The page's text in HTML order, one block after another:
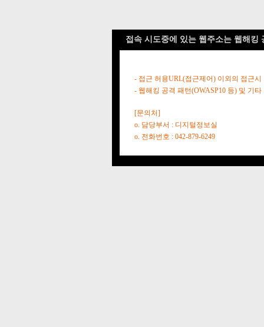
접속 시도중에 있는 웹주소는 웹해킹
- 접근 허용URL(접근제어) 이외의 접근시
- 웹해킹 공격 패턴(OWASP10 등) 및 기
[문의처]
o. 담당부서 : 디지털정보실
o. 전화번호 : 042-879-6249